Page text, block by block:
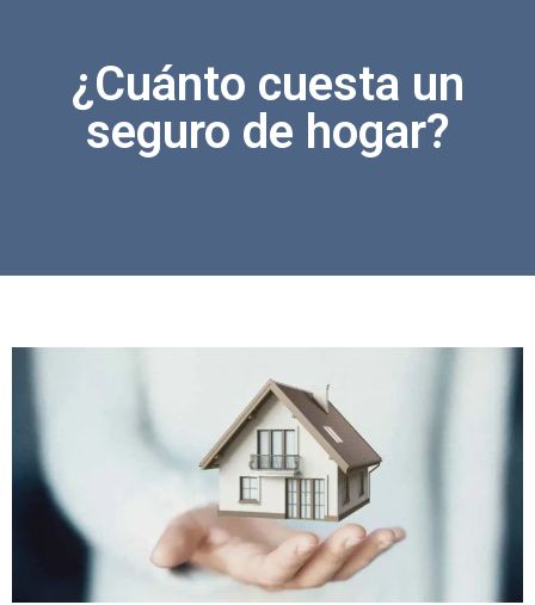
¿Cuánto cuesta un
seguro de hogar?